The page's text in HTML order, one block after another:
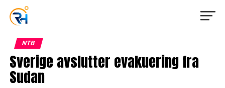
NTB
Sverige avslutter evakuering fra
Sudan